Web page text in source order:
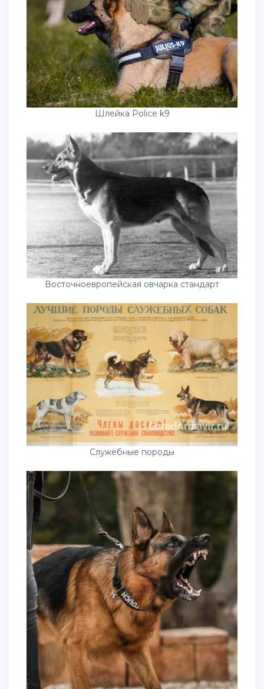
Шлейка Police k9
Восточноевропейская овчарка стандарт
Служебные породы